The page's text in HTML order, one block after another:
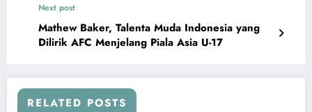
Next post
Mathew Baker, Talenta Muda Indonesia yang
Dilirik AFC Menjelang Piala Asia U-17
RELATED POSTS